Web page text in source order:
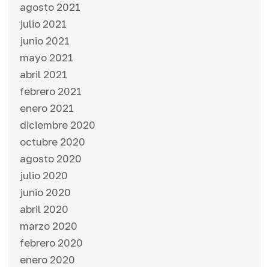
agosto 2021
julio 2021
junio 2021
mayo 2021
abril 2021
febrero 2021
enero 2021
diciembre 2020
octubre 2020
agosto 2020
julio 2020
junio 2020
abril 2020
marzo 2020
febrero 2020
enero 2020